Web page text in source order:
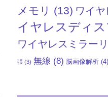
メモリ (13) ワイヤ
イヤレスディス
ワイヤレスミラー
張 (3) 無線 (8) 脳画像解析 (4)